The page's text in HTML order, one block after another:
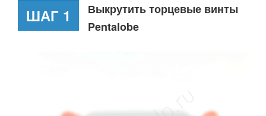
ШАГ 1
Выкрутить торцевые винты
Pentalobe